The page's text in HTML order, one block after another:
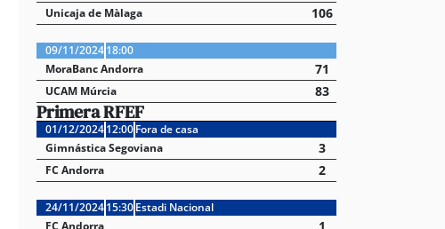
Unicaja de Màlaga 106
09/11/2024 18:00
MoraBanc Andorra
71
UCAM Múrcia 83
Primera RFEF
01/12/2024 12:00 Fora de casa
Gimnástica Segoviana
3
FC Andorra 2
24/11/2024 15:30 Estadi Nacional
FC Andorra